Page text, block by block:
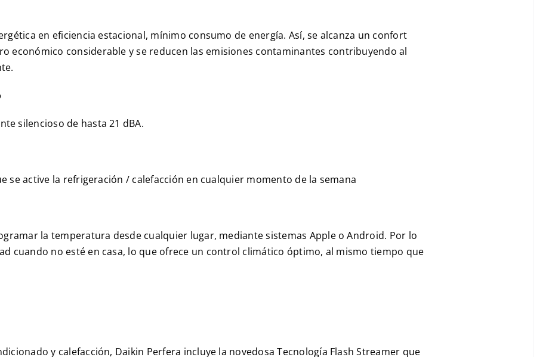
en eficiencia estacional, mínimo consumo de energía. Así, se alcanza un confort
económico considerable y se reducen las emisiones contaminantes contribuyendo al
silencioso de hasta 21 dBA.
se active la refrigeración / calefacción en cualquier momento de la semana
la temperatura desde cualquier lugar, mediante sistemas Apple o Android. Por lo
cuando no esté en casa, lo que ofrece un control climático óptimo, al mismo tiempo que
y calefacción, Daikin Perfera incluye la novedosa Tecnología Flash Streamer que